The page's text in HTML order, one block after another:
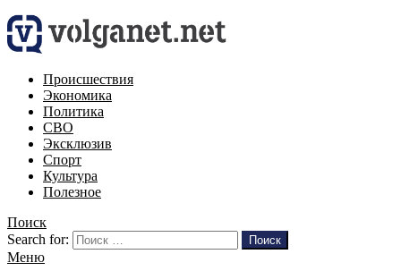
Происшествия
Экономика
Политика
СВО
Эксклюзив
Спорт
Культура
Полезное
Поиск
Search for:
Поиск
Меню